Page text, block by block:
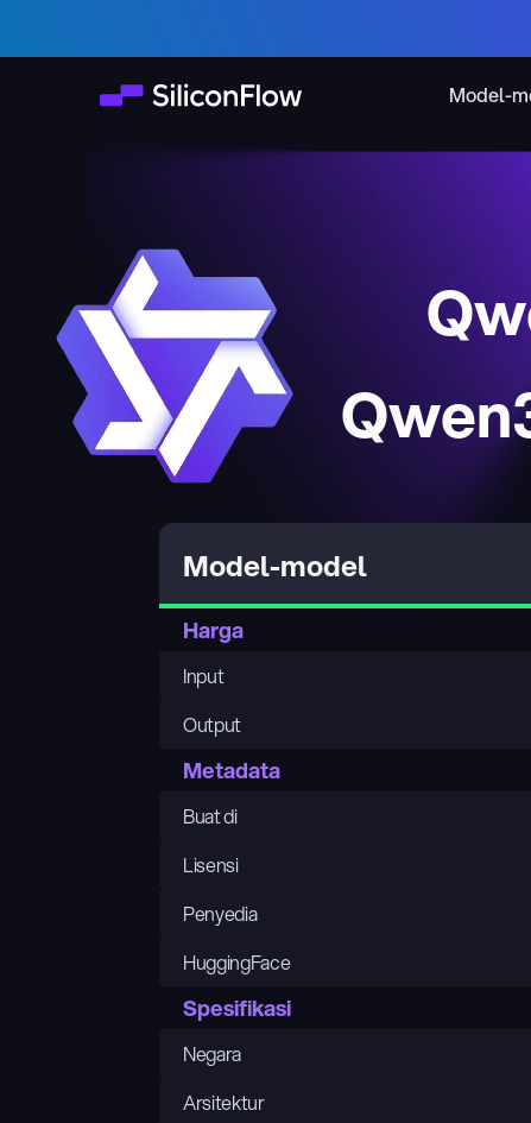
Model-
Model-model
Harga
Input
Output
Metadata
Buat di
Lisensi
Penyedia
HuggingFace
Spesifikasi
Negara
Arsitektur